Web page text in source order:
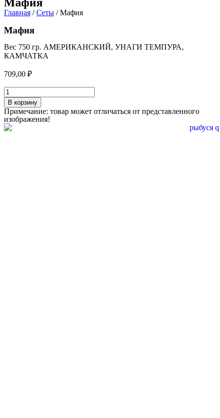
Главная /Сеты / Мафия
Мафия
Вес 750 гр. АМЕРИКАНСКИЙ, УНАГИ ТЕМПУРА,
КАМЧАТКА
709,00 ₽
Количество
товара
Мафия
В корзину
Примечание: товар может отличаться от представленного
изображения!